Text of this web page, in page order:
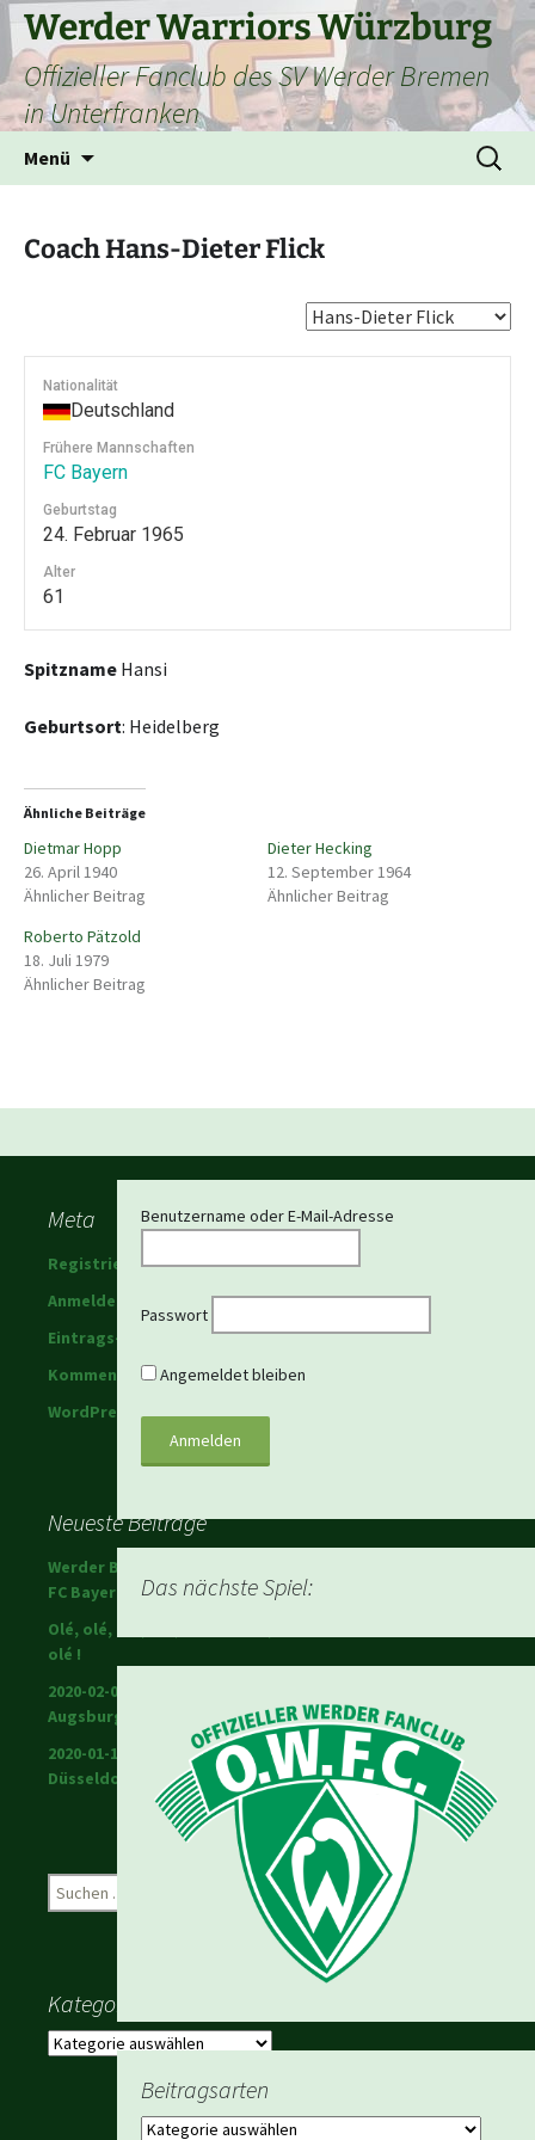
Zum
Inhalt
springen
Werder Warriors Würzburg
Offizieller Fanclub des SV Werder Bremen
in Unterfranken
Menü
Suchen
nach:
CoachHans-Dieter Flick
Nationalität
Deutschland
Frühere Mannschaften
FC Bayern
Geburtstag
24. Februar 1965
Alter
61
Spitzname Hansi
Geburtsort: Heidelberg
Ähnliche Beiträge
Dietmar Hopp
26. April 1940
Ähnlicher Beitrag
Dieter Hecking
12. September 1964
Ähnlicher Beitrag
Roberto Pätzold
18. Juli 1979
Ähnlicher Beitrag
Beitragsnavigation
Benutzername oder E-Mail-Adresse
Passwort
Angemeldet bleiben
Das nächste Spiel:
Beitragsarten
Beitragsarten
Meta
Registrieren
Anmelden
Eintrags-Feed
Kommentar-Feed
WordPress.org
Neueste Beiträge
Werder Bremen schlägt den
FC Bayern!
Olé, olé, olé, olé; Ole Werner,
olé !
2020-02-01 Warriors in
Augsburg
2020-01-18 Werder in
Düsseldorf
Suchen
nach:
Kategorien
Kategorien